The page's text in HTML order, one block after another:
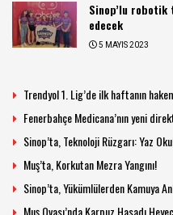
Sinop’lu robotik
edecek
5 MAYIS 2023
Trendyol 1. Lig’de ilk haftanın
Fenerbahçe Medicana’nın yeni
Sinop’ta, Teknoloji Rüzgarı: Yaz
Muş’ta, Korkutan Mezra Yangını!
Sinop’ta, Yükümlülerden Kamuya
Muş Ovası’nda Karpuz Hasadı